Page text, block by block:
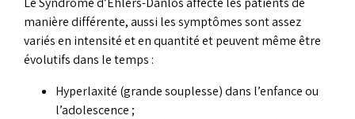
manière différente, aussi les symptômes sont assez
variés en intensité et en quantité et peuvent même être
évolutifs dans le temps :
Hyperlaxité (grande souplesse) dans l’enfance ou
l’adolescence ;